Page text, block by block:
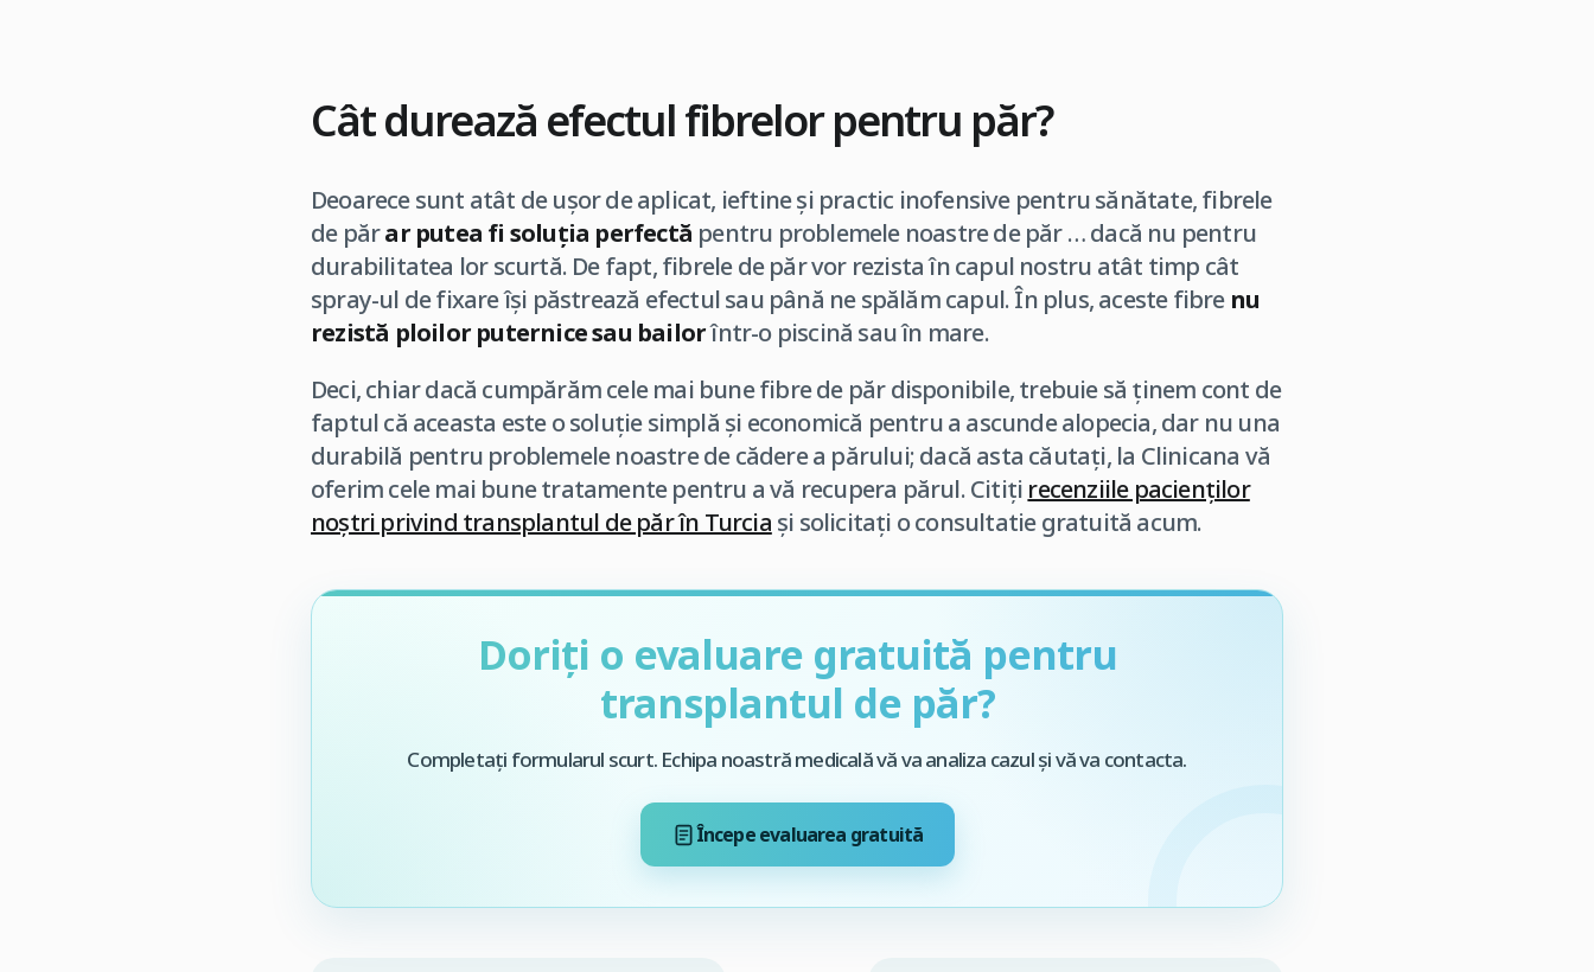
Cât durează efectul fibrelor pentru păr?
Deoarece sunt atât de ușor de aplicat, ieftine și practic inofensive pentru sănătate, fibrele
de părar putea fi soluția perfectă pentru problemele noastre de păr … dacă nu pentru
durabilitatea lor scurtă. De fapt, fibrele de păr vor rezista în capul nostru atât timp cât
spray-ul de fixare își păstrează efectul sau până ne spălăm capul. În plus, aceste fibre nu
rezistă ploilor puternice sau bailorîntr-o piscină sau în mare.
Deci, chiar dacă cumpărăm cele mai bune fibre de păr disponibile, trebuie să ținem cont de
faptul că aceasta este o soluție simplă și economică pentru a ascunde alopecia, dar nu una
durabilă pentru problemele noastre de cădere a părului; dacă asta căutați, la Clinicana vă
oferim cele mai bune tratamente pentru a vă recupera părul. Citiți recenziile pacienților
noștri privind transplantul de păr în Turcia și solicitați o consultatie gratuită acum.
Doriți o evaluare gratuită pentru
transplantul de păr?
Completați formularul scurt. Echipa noastră medicală vă va analiza cazul și vă va contacta.
Începe evaluarea gratuită